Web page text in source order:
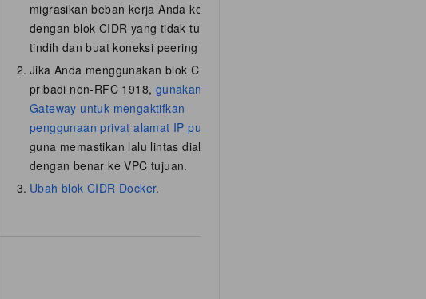
migrasikan beban kerja Anda ke VPC
dengan blok CIDR yang tidak tumpang
tindih dan buat koneksi peering baru.
Jika Anda menggunakan blok CIDR
pribadi non-RFC 1918, gunakan IPv4
Gateway untuk mengaktifkan
penggunaan privat alamat IP publik
guna memastikan lalu lintas dialihkan
dengan benar ke VPC tujuan.
Ubah blok CIDR Docker.